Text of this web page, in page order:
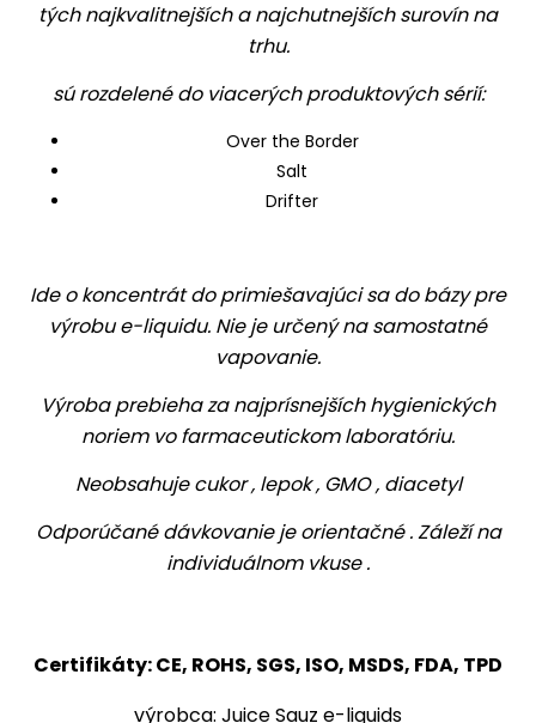
tých najkvalitnejších a najchutnejších surovín na
trhu.
sú rozdelené do viacerých produktových sérií:
Over the Border
Salt
Drifter
Ide o koncentrát do primiešavajúci sa do bázy pre
výrobu e-liquidu. Nie je určený na samostatné
vapovanie.
Výroba prebieha za najprísnejších hygienických
noriem vo farmaceutickom laboratóriu.
Neobsahuje cukor , lepok , GMO , diacetyl
Odporúčané dávkovanie je orientačné . Záleží na
individuálnom vkuse .
Certifikáty: CE, ROHS, SGS, ISO, MSDS, FDA, TPD
výrobca: Juice Sauz e-liquids